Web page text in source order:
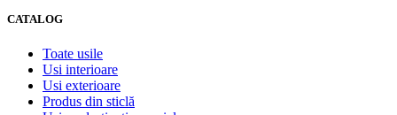
CATALOG
Toate usile
Usi interioare
Usi exterioare
Produs din sticlă